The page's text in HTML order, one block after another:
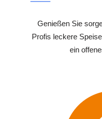
Genießen Sie
Profis leckere
ein